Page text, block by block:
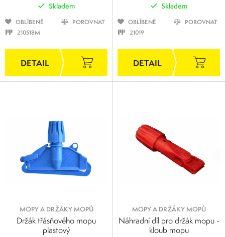
Skladem
OBLÍBENÉ
POROVNAT
210518M
Skladem
OBLÍBENÉ
POROVNAT
21019
MOPY A DRŽÁKY MOPŮ
Držák třásňového mopu
plastový
MOPY A DRŽÁKY MOPŮ
Náhradní díl pro držák mopu -
kloub mopu